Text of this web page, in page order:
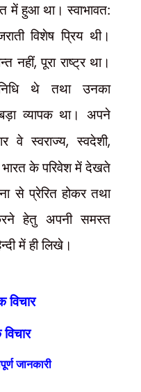
में हुआ था। स्वाभावत:
विशेष प्रिय थी।
नहीं,पूरा राष्ट्र था।
थे तथा उनका
व्यापक था। अपने
वे स्वराज्य,स्वदेशी,
भारत के परिवेश में देखते
से प्रेरित होकर तथा
करने हेतु अपनी समस्त
में ही लिखे।
विचार
जानकारी